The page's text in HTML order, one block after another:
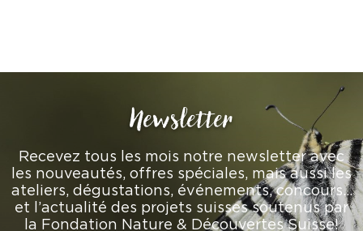
Newsletter
Recevez tous les mois notre newsletter avec
les nouveautés, offres spéciales, mais aussi les
ateliers, dégustations, événements, concours…
et l’actualité des projets suisses soutenus par
la Fondation Nature & Découvertes Suisse!